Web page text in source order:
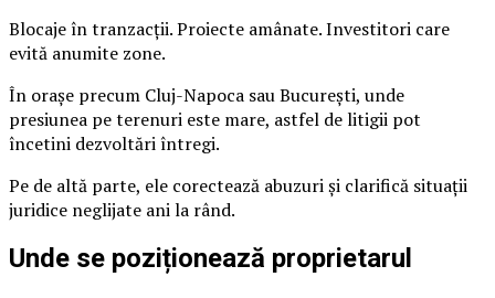
Blocaje în tranzacții. Proiecte amânate. Investitori care
evită anumite zone.
În orașe precum Cluj-Napoca sau București, unde
presiunea pe terenuri este mare, astfel de litigii pot
încetini dezvoltări întregi.
Pe de altă parte, ele corectează abuzuri și clarifică situații
juridice neglijate ani la rând.
Unde se poziționează proprietarul